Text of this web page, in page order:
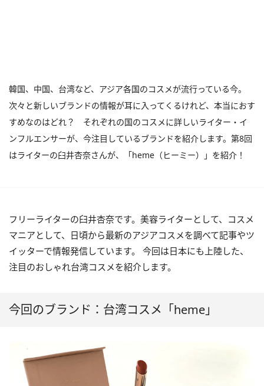
韓国、中国、台湾など、アジア各国のコスメが流行っている今。
次々と新しいブランドの情報が耳に入ってくるけれど、本当におす
すめなのはどれ？ それぞれの国のコスメに詳しいライター・イ
ンフルエンサーが、今注目しているブランドを紹介します。第8回
はライターの臼井杏奈さんが、「heme（ヒーミー）」を紹介！
フリーライターの臼井杏奈です。美容ライターとして、コスメ
マニアとして、日頃から最新のアジアコスメを調べて記事やツ
イッターで情報発信しています。 今回は日本にも上陸した、
注目のおしゃれ台湾コスメを紹介します。
今回のブランド：台湾コスメ「heme」